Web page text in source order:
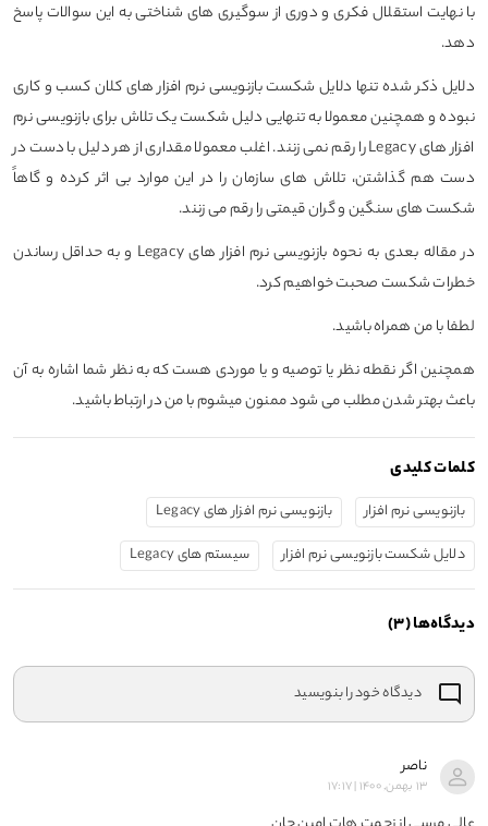
با نهایت استقلال فکری و دوری از سوگیری های شناختی به این سوالات پاسخ
دهد.
دلایل ذکر شده تنها دلایل شکست بازنویسی نرم افزار های کلان کسب و کاری
نبوده و همچنین معمولا به تنهایی دلیل شکست یک تلاش برای بازنویسی نرم
افزار های Legacy را رقم نمی زنند. اغلب معمولا مقداری از هر دلیل با دست در
دست هم گذاشتن، تلاش های سازمان را در این موارد بی اثر کرده و گاهاً
شکست های سنگین و گران قیمتی را رقم می زنند.
در مقاله بعدی به نحوه بازنویسی نرم افزار های Legacy و به حداقل رساندن
خطرات شکست صحبت خواهیم کرد.
لطفا با من همراه باشید.
همچنین اگر نقطه نظر یا توصیه و یا موردی هست که به نظر شما اشاره به آن
باعث بهتر شدن مطلب می شود ممنون میشوم با من در ارتباط باشید.
کلمات کلیدی
بازنویسی نرم افزار
بازنویسی نرم افزار های Legacy
دلایل شکست بازنویسی نرم افزار
سیستم های Legacy
دیدگاه‌ها (3)
دیدگاه خود را بنویسید
ناصر
۱۳ بهمن, ۱۴۰۰ | ۱۷:۱۷